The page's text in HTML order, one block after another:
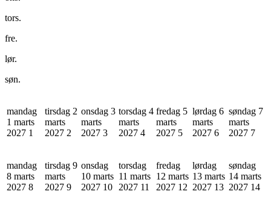
tors.
fre.
lør.
søn.
mandag
1 marts
2027 1
tirsdag 2
marts
2027 2
onsdag 3
marts
2027 3
torsdag 4
marts
2027 4
fredag 5
marts
2027 5
lørdag 6
marts
2027 6
søndag 7
marts
2027 7
mandag
8 marts
2027 8
tirsdag 9
marts
2027 9
onsdag
10 marts
2027 10
torsdag
11 marts
2027 11
fredag
12 marts
2027 12
lørdag
13 marts
2027 13
søndag
14 marts
2027 14